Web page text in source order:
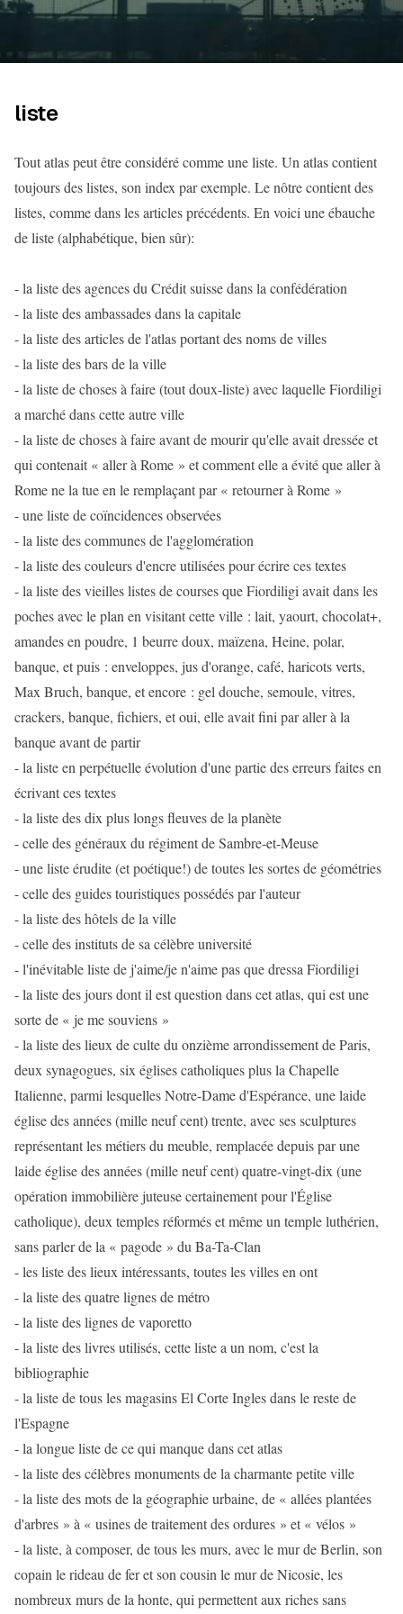
liste
Tout atlas peut être considéré comme une liste. Un atlas contient
toujours des listes, son index par exemple. Le nôtre contient des
listes, comme dans les articles précédents. En voici une ébauche
de liste (alphabétique, bien sûr):
- la liste des agences du Crédit suisse dans la confédération
- la liste des ambassades dans la capitale
- la liste des articles de l'atlas portant des noms de villes
- la liste des bars de la ville
- la liste de choses à faire (tout doux-liste) avec laquelle Fiordiligi
a marché dans cette autre ville
- la liste de choses à faire avant de mourir qu'elle avait dressée et
qui contenait « aller à Rome » et comment elle a évité que aller à
Rome ne la tue en le remplaçant par « retourner à Rome »
- une liste de coïncidences observées
- la liste des communes de l'agglomération
- la liste des couleurs d'encre utilisées pour écrire ces textes
- la liste des vieilles listes de courses que Fiordiligi avait dans les
poches avec le plan en visitant cette ville : lait, yaourt, chocolat+,
amandes en poudre, 1 beurre doux, maïzena, Heine, polar,
banque, et puis : enveloppes, jus d'orange, café, haricots verts,
Max Bruch, banque, et encore : gel douche, semoule, vitres,
crackers, banque, fichiers, et oui, elle avait fini par aller à la
banque avant de partir
- la liste en perpétuelle évolution d'une partie des erreurs faites en
écrivant ces textes
- la liste des dix plus longs fleuves de la planète
- celle des généraux du régiment de Sambre-et-Meuse
- une liste érudite (et poétique!) de toutes les sortes de géométries
- celle des guides touristiques possédés par l'auteur
- la liste des hôtels de la ville
- celle des instituts de sa célèbre université
- l'inévitable liste de j'aime/je n'aime pas que dressa Fiordiligi
- la liste des jours dont il est question dans cet atlas, qui est une
sorte de « je me souviens »
- la liste des lieux de culte du onzième arrondissement de Paris,
deux synagogues, six églises catholiques plus la Chapelle
Italienne, parmi lesquelles Notre-Dame d'Espérance, une laide
église des années (mille neuf cent) trente, avec ses sculptures
représentant les métiers du meuble, remplacée depuis par une
laide église des années (mille neuf cent) quatre-vingt-dix (une
opération immobilière juteuse certainement pour l'Église
catholique), deux temples réformés et même un temple luthérien,
sans parler de la « pagode » du Ba-Ta-Clan
- les liste des lieux intéressants, toutes les villes en ont
- la liste des quatre lignes de métro
- la liste des lignes de vaporetto
- la liste des livres utilisés, cette liste a un nom, c'est la
bibliographie
- la liste de tous les magasins El Corte Ingles dans le reste de
l'Espagne
- la longue liste de ce qui manque dans cet atlas
- la liste des célèbres monuments de la charmante petite ville
- la liste des mots de la géographie urbaine, de « allées plantées
d'arbres » à « usines de traitement des ordures » et « vélos »
- la liste, à composer, de tous les murs, avec le mur de Berlin, son
copain le rideau de fer et son cousin le mur de Nicosie, les
nombreux murs de la honte, qui permettent aux riches sans